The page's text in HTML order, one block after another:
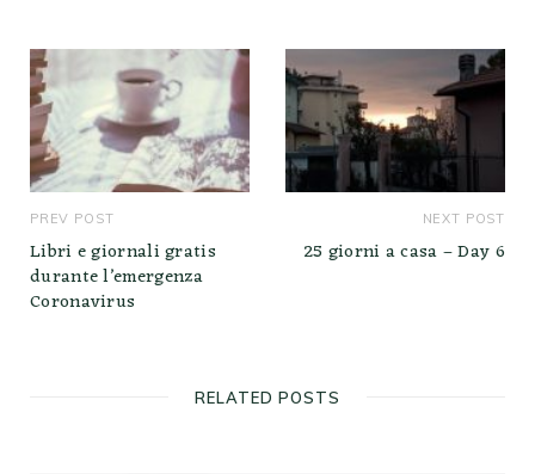
PREV POST
Libri e giornali gratis
durante l’emergenza
Coronavirus
NEXT POST
25 giorni a casa – Day 6
RELATED POSTS